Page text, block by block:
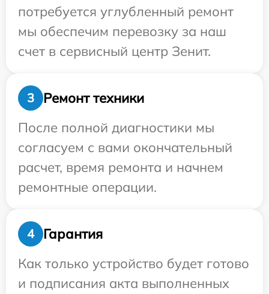
потребуется углубленный ремонт
мы обеспечим перевозку за наш
счет в сервисный центр Зенит.
3
Ремонт техники
После полной диагностики мы
согласуем с вами окончательный
расчет, время ремонта и начнем
ремонтные операции.
4
Гарантия
Как только устройство будет готово
и подписания акта выполненных